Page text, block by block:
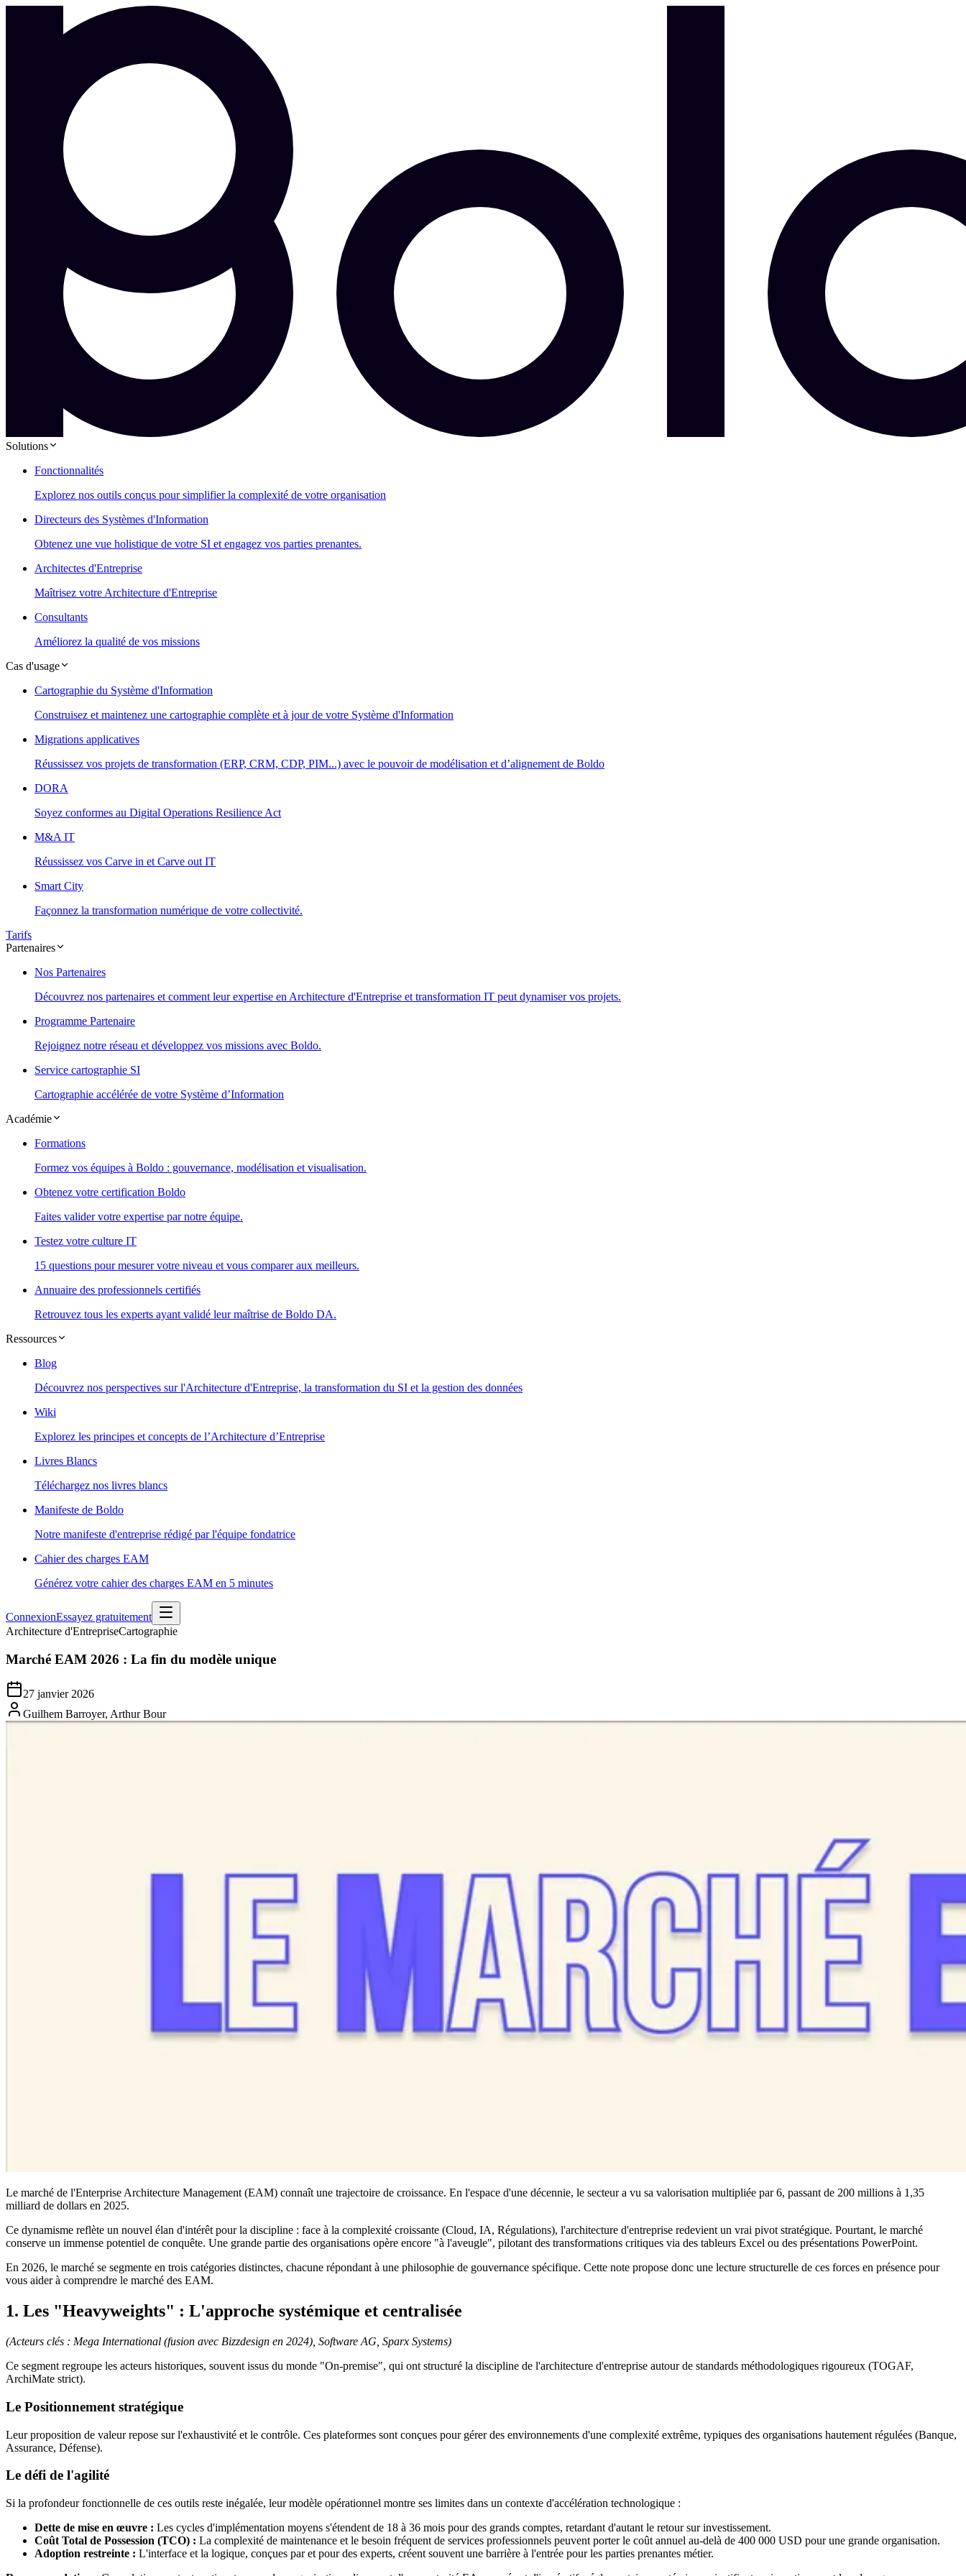
Solutions
Fonctionnalités
Explorez nos outils conçus pour simplifier la complexité de votre organisation
Directeurs des Systèmes d'Information
Obtenez une vue holistique de votre SI et engagez vos parties prenantes.
Architectes d'Entreprise
Maîtrisez votre Architecture d'Entreprise
Consultants
Améliorez la qualité de vos missions
Cas d'usage
Cartographie du Système d'Information
Construisez et maintenez une cartographie complète et à jour de votre Système d'Information
Migrations applicatives
Réussissez vos projets de transformation (ERP, CRM, CDP, PIM...) avec le pouvoir de modélisation et d’alignement de Boldo
DORA
Soyez conformes au Digital Operations Resilience Act
M&A IT
Réussissez vos Carve in et Carve out IT
Smart City
Façonnez la transformation numérique de votre collectivité.
Tarifs
Partenaires
Nos Partenaires
Découvrez nos partenaires et comment leur expertise en Architecture d'Entreprise et transformation IT peut dynamiser vos projets.
Programme Partenaire
Rejoignez notre réseau et développez vos missions avec Boldo.
Service cartographie SI
Cartographie accélérée de votre Système d’Information
Académie
Formations
Formez vos équipes à Boldo : gouvernance, modélisation et visualisation.
Obtenez votre certification Boldo
Faites valider votre expertise par notre équipe.
Testez votre culture IT
15 questions pour mesurer votre niveau et vous comparer aux meilleurs.
Annuaire des professionnels certifiés
Retrouvez tous les experts ayant validé leur maîtrise de Boldo DA.
Ressources
Blog
Découvrez nos perspectives sur l'Architecture d'Entreprise, la transformation du SI et la gestion des données
Wiki
Explorez les principes et concepts de l’Architecture d’Entreprise
Livres Blancs
Téléchargez nos livres blancs
Manifeste de Boldo
Notre manifeste d'entreprise rédigé par l'équipe fondatrice
Cahier des charges EAM
Générez votre cahier des charges EAM en 5 minutes
ConnexionEssayez gratuitement
Architecture d'EntrepriseCartographie
Marché EAM 2026 : La fin du modèle unique
27 janvier 2026
Guilhem Barroyer, Arthur Bour
Le marché de l'Enterprise Architecture Management (EAM) connaît une trajectoire de croissance. En l'espace d'une décennie, le secteur a vu sa valorisation multipliée par 6, passant de 200 millions à 1,35
milliard de dollars en 2025.
Ce dynamisme reflète un nouvel élan d'intérêt pour la discipline : face à la complexité croissante (Cloud, IA, Régulations), l'architecture d'entreprise redevient un vrai pivot stratégique. Pourtant, le marché
conserve un immense potentiel de conquête. Une grande partie des organisations opère encore "à l'aveugle", pilotant des transformations critiques via des tableurs Excel ou des présentations PowerPoint.
En 2026, le marché se segmente en trois catégories distinctes, chacune répondant à une philosophie de gouvernance spécifique. Cette note propose donc une lecture structurelle de ces forces en présence pour
vous aider à comprendre le marché des EAM.
1. Les "Heavyweights" : L'approche systémique et centralisée
(Acteurs clés : Mega International (fusion avec Bizzdesign en 2024), Software AG, Sparx Systems)
Ce segment regroupe les acteurs historiques, souvent issus du monde "On-premise", qui ont structuré la discipline de l'architecture d'entreprise autour de standards méthodologiques rigoureux (TOGAF,
ArchiMate strict).
Le Positionnement stratégique
Leur proposition de valeur repose sur l'exhaustivité et le contrôle. Ces plateformes sont conçues pour gérer des environnements d'une complexité extrême, typiques des organisations hautement régulées (Banque,
Assurance, Défense).
Le défi de l'agilité
Si la profondeur fonctionnelle de ces outils reste inégalée, leur modèle opérationnel montre ses limites dans un contexte d'accélération technologique :
Dette de mise en œuvre : Les cycles d'implémentation moyens s'étendent de 18 à 36 mois pour des grands comptes, retardant d'autant le retour sur investissement.
Coût Total de Possession (TCO) : La complexité de maintenance et le besoin fréquent de services professionnels peuvent porter le coût annuel au-delà de 400 000 USD pour une grande organisation.
Adoption restreinte : L'interface et la logique, conçues par et pour des experts, créent souvent une barrière à l'entrée pour les parties prenantes métier.